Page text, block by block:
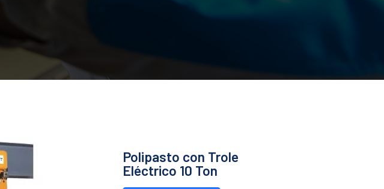
Polipasto con Trole
Eléctrico 10 Ton